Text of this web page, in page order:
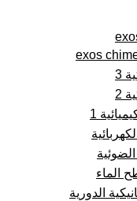
exos
3
2
1
الماء
الدورية